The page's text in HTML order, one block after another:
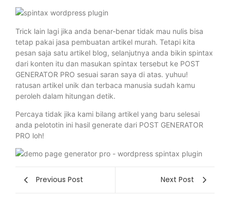
Trick lain lagi jika anda benar-benar tidak mau nulis bisa
tetap pakai jasa pembuatan artikel murah. Tetapi kita
pesan saja satu artikel blog, selanjutnya anda bikin spintax
dari konten itu dan masukan spintax tersebut ke POST
GENERATOR PRO sesuai saran saya di atas. yuhuu!
ratusan artikel unik dan terbaca manusia sudah kamu
peroleh dalam hitungan detik.
Percaya tidak jika kami bilang artikel yang baru selesai
anda pelototin ini hasil generate dari POST GENERATOR
PRO loh!
Previous Post Next Post